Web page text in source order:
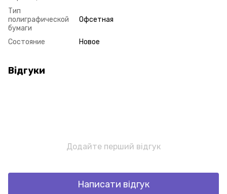
Тип
полиграфической
бумаги
Офсетная
Состояние Новое
Відгуки
Додайте перший відгук
Написати відгук